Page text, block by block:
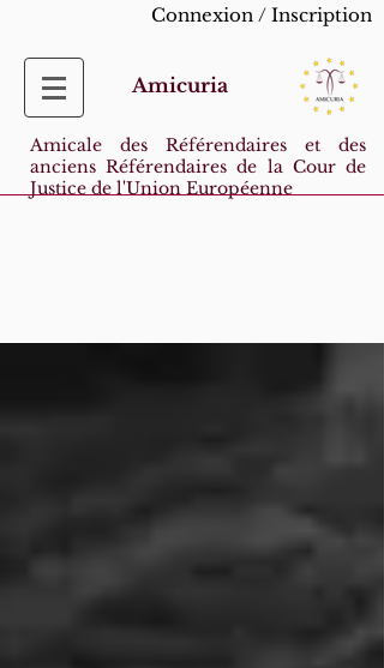
Connexion / Inscription
Amicuria
Amicale des Référendaires et des
anciens Référendaires de la Cour de
Justice de l'Union Européenne